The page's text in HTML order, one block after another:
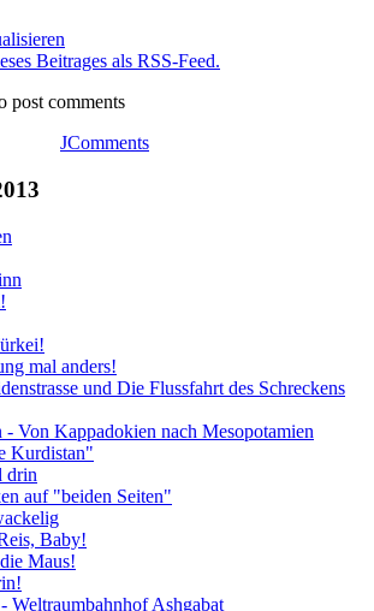
Beitrages als RSS-Feed.
post comments
JComments
mal anders!
und Die Flussfahrt des Schreckens
- Von Kappadokien nach Mesopotamien
Kurdistan"
drin
auf "beiden Seiten"
Baby!
Maus!
Weltraumbahnhof Ashgabat